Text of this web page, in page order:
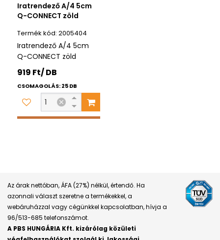
Iratrendező A/4 5cm
Q-CONNECT zöld
2005404
Iratrendező A/4 5cm
Q-CONNECT zöld
919 Ft/ DB
CSOMAGOLÁS: 25 DB
Az árak nettóban, ÁFA (27%) nélkül, értendő. Ha
azonnali választ szeretne a termékekkel, a
webáruházzal vagy cégünkkel kapcsolatban, hívja a
96/513-685 telefonszámot.
A PBS HUNGÁRIA Kft. kizárólag közületi